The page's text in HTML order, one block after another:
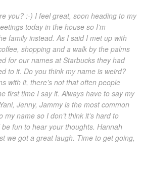
you? :-) I feel great, soon heading to my
today in the house so I’m
family instead. As I said I met up with
shopping and a walk by the palms
for our names at Starbucks they had
to it. Do you think my name is weird?
with it, there’s not that often people
first time I say it. Always have to say my
Jenny, Jammy is the most common
my name so I don’t think it’s hard to
fun to hear your thoughts. Hannah
we got a great laugh. Time to get going,